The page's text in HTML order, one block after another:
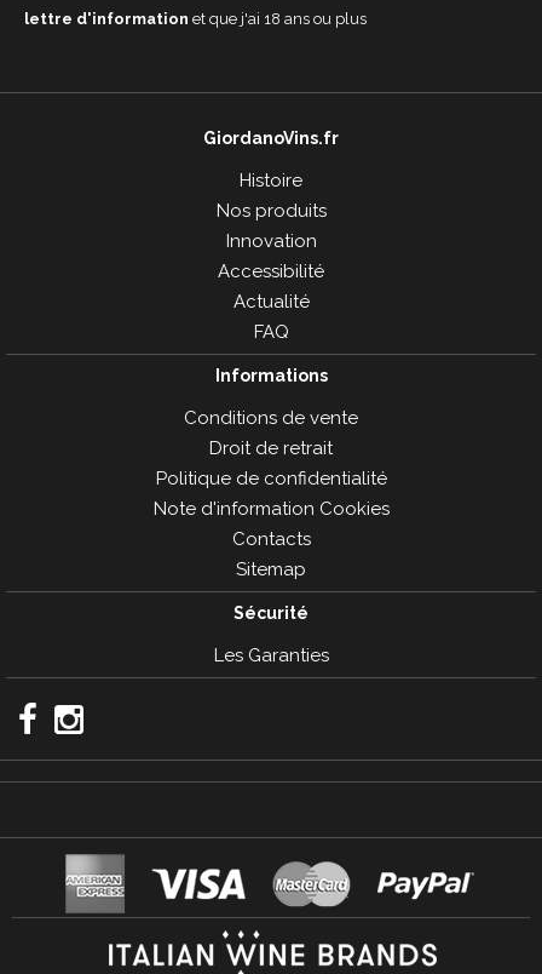
lettre d'information et que j'ai 18 ans ou plus
GiordanoVins.fr
Histoire
Nos produits
Innovation
Accessibilité
Actualité
FAQ
Informations
Conditions de vente
Droit de retrait
Politique de confidentialité
Note d'information Cookies
Contacts
Sitemap
Sécurité
Les Garanties